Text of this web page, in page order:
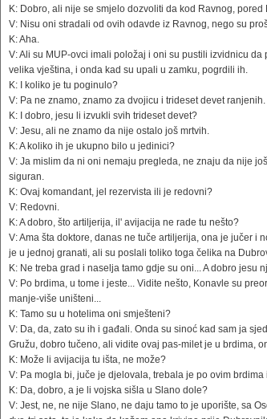
K: Dobro, ali nije se smjelo dozvoliti da kod Ravnog,
V: Nisu oni stradali od ovih odavde iz Ravnog, nego su
K: Aha.
V: Ali su MUP-ovci imali položaj i oni su pustili izvidnicu
velika vještina, i onda kad su upali u zamku, pogrdili ih.
K: I koliko je tu poginulo?
V: Pa ne znamo, znamo za dvojicu i trideset devet ranjenih.
K: I dobro, jesu li izvukli svih trideset devet?
V: Jesu, ali ne znamo da nije ostalo još mrtvih.
K: A koliko ih je ukupno bilo u jedinici?
V: Ja mislim da ni oni nemaju pregleda, ne znaju da nije
siguran.
K: Ovaj komandant, jel rezervista ili je redovni?
V: Redovni.
K: A dobro, što artiljerija, il' avijacija ne rade tu nešto?
V: Ama šta doktore, danas ne tuče artiljerija, ona je jučer i
je u jednoj granati, ali su poslali toliko toga čelika na
K: Ne treba grad i naselja tamo gdje su oni... A dobro
V: Po brdima, u tome i jeste... Vidite nešto, Konavle su
manje-više uništeni...
K: Tamo su u hotelima oni smješteni?
V: Da, da, zato su ih i gađali. Onda su sinoć kad sam ja
Gružu, dobro tučeno, ali vidite ovaj pas-milet je u brdima,
K: Može li avijacija tu išta, ne može?
V: Pa mogla bi, juče je djelovala, trebala je po ovim
K: Da, dobro, a je li vojska sišla u Slano dole?
V: Jest, ne, ne nije Slano, ne daju tamo to je uporište, sa